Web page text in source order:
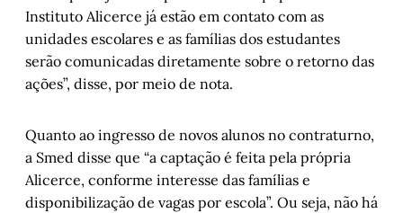
Instituto Alicerce já estão em contato com as
unidades escolares e as famílias dos estudantes
serão comunicadas diretamente sobre o retorno das
ações”, disse, por meio de nota.
Quanto ao ingresso de novos alunos no contraturno,
a Smed disse que “a captação é feita pela própria
Alicerce, conforme interesse das famílias e
disponibilização de vagas por escola”. Ou seja, não há